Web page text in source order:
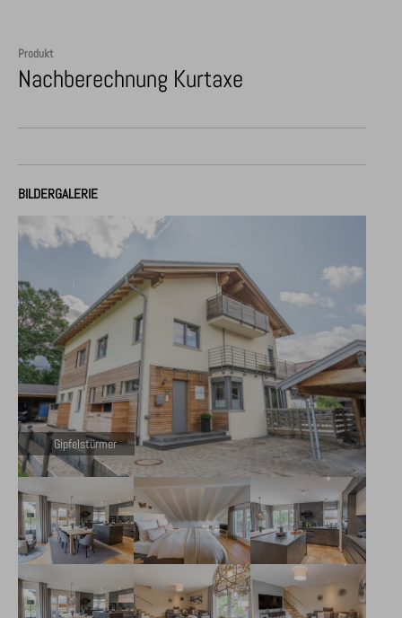
Produkt
Nachberechnung Kurtaxe
BILDERGALERIE
Gipfelstürmer